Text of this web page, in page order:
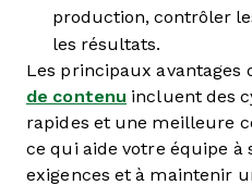
production, contrôler
les résultats.
Les principaux avantages
de contenu incluent des
rapides et une meilleure
ce qui aide votre équipe à
exigences et à maintenir